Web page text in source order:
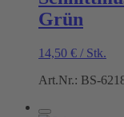
Grün
14,50 € / Stk.
Art.Nr.: BS-